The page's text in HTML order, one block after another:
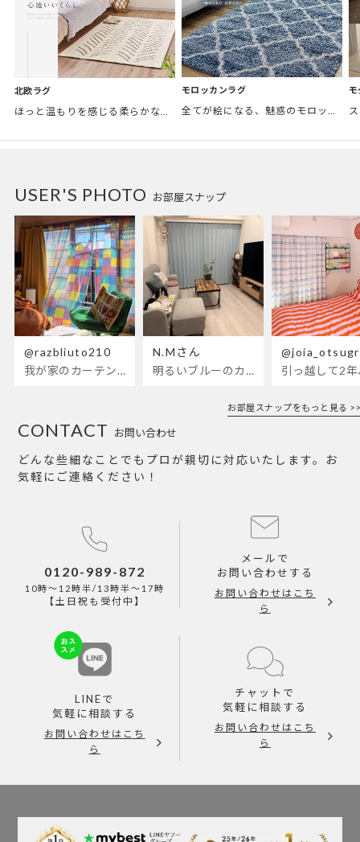
北欧ラグ モロッカンラグ
全てが絵になる、魅惑のモロッカンスタイル。トレンド感あふれるおしゃれな空間づくりに。
お部屋スナップ
USER'S PHOTO
@razbliuto210
我が家のカーテンが新しくなりました🌼早起きが超絶苦手な私が、思わず朝カーテンを開けて光合成するようになったステンドグラスカーテン…！
N.Mさん
明るいブルーのカーテンで、部屋全体が明るく。白を基調とした部屋にぴったりです。
お部屋スナップをもっと見る >>
お問い合わせ
CONTACT
どんな些細なことでもプロが親切に対応いたします。お
気軽にご連絡ください！
0120-989-872
10時～12時半/13時半～17時
【土日祝も受付中】
メールで
お問い合わせする
お問い合わせはこち
ら
LINEで
気軽に相談する
お問い合わせはこち
ら
チャットで
気軽に相談する
お問い合わせはこち
ら